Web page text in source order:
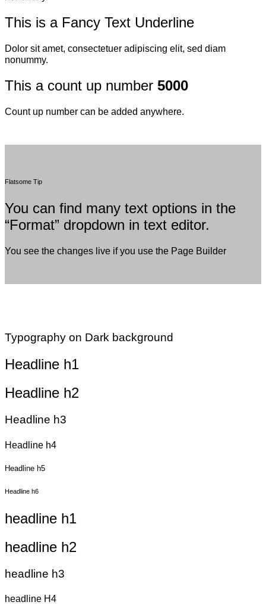
This is a Fancy Text Underline
Dolor sit amet, consectetuer adipiscing elit, sed diam
nonummy.
This a count up number 5000
Count up number can be added anywhere.
Flatsome Tip
You can find many text options in the
“Format” dropdown in text editor.
You see the changes live if you use the Page Builder
Typography on Dark background
Headline h1
Headline h2
Headline h3
Headline h4
Headline h5
Headline h6
headline h1
headline h2
headline h3
headline H4